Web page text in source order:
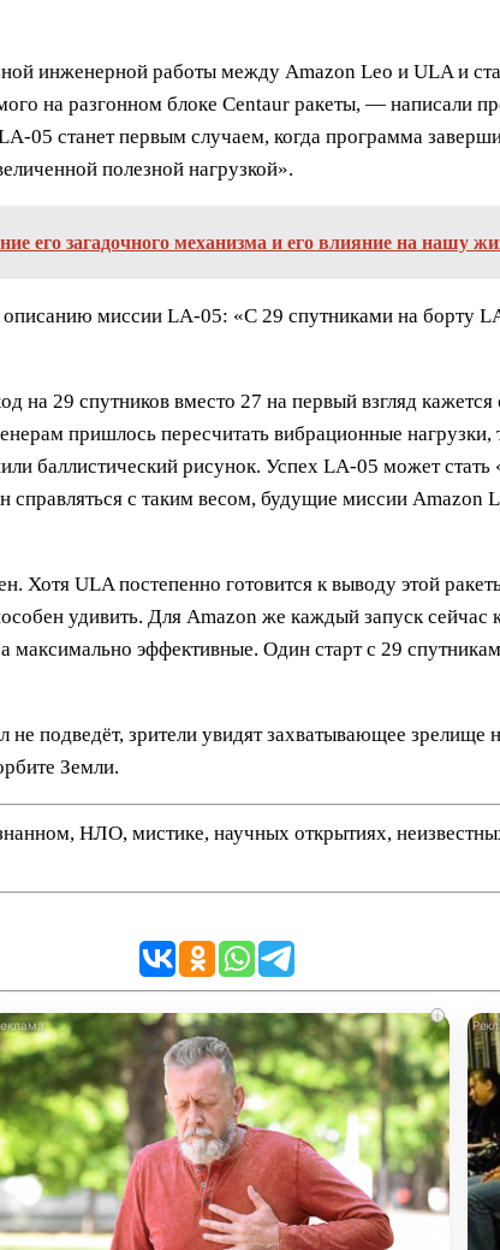
инженерной работы между Amazon Leo и ULA и
на разгонном блоке Centaur ракеты, — написали
05 станет первым случаем, когда программа
полезной нагрузкой».
его загадочного механизма и его влияние на нашу
описанию миссии LA-05: «С 29 спутниками на борту
на 29 спутников вместо 27 на первый взгляд
пришлось пересчитать вибрационные
баллистический рисунок. Успех LA-05 может
с таким весом, будущие миссии Amazon
Хотя ULA постепенно готовится к выводу этой
удивить. Для Amazon же каждый запуск сейчас
максимально эффективные. Один старт с 29
подведёт, зрители увидят захватывающее зрелище
Земли.
НЛО, мистике, научных открытиях,
i